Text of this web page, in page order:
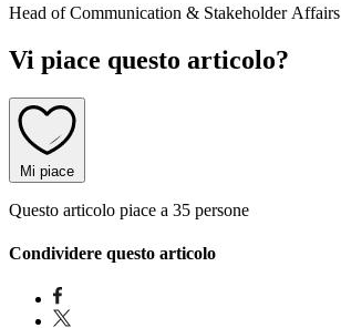
Head of Communication & Stakeholder Affairs
Vi piace questo articolo?
Mi piace
Questo articolo piace a 35 persone
Condividere questo articolo